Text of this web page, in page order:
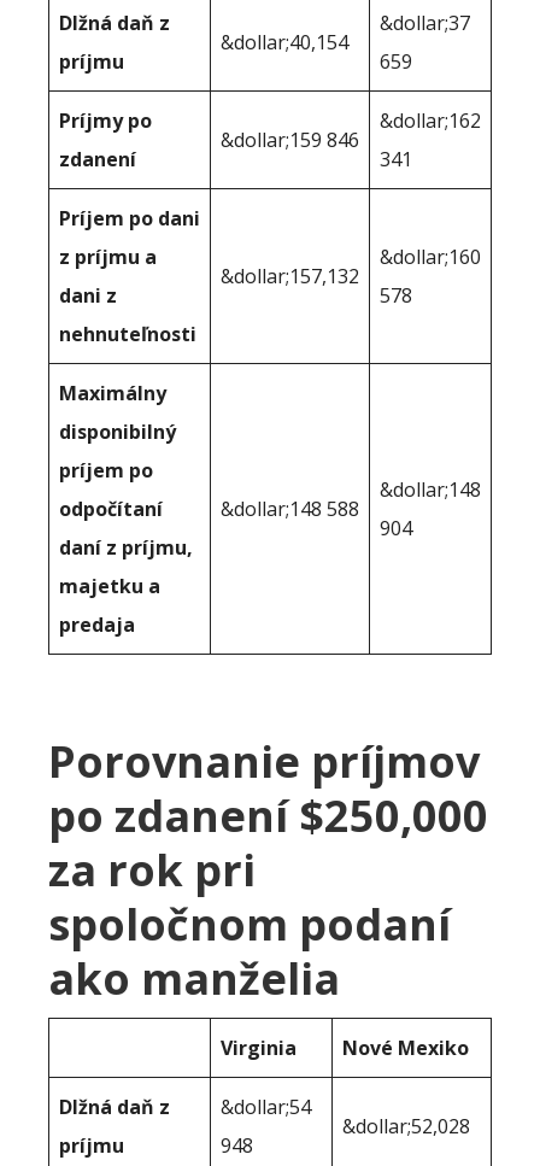
Dlžná daň z
príjmu
&dollar;40,154
&dollar;37
659
Príjmy po
zdanení
&dollar;159 846
&dollar;162
341
Príjem po dani
z príjmu a
dani z
nehnuteľnosti
&dollar;157,132
&dollar;160
578
Maximálny
disponibilný
príjem po
odpočítaní
daní z príjmu,
majetku a
predaja
&dollar;148 588
&dollar;148
904
Porovnanie príjmov
po zdanení $250,000
za rok pri
spoločnom podaní
ako manželia
Virginia Nové Mexiko
Dlžná daň z
príjmu
&dollar;54
948
&dollar;52,028